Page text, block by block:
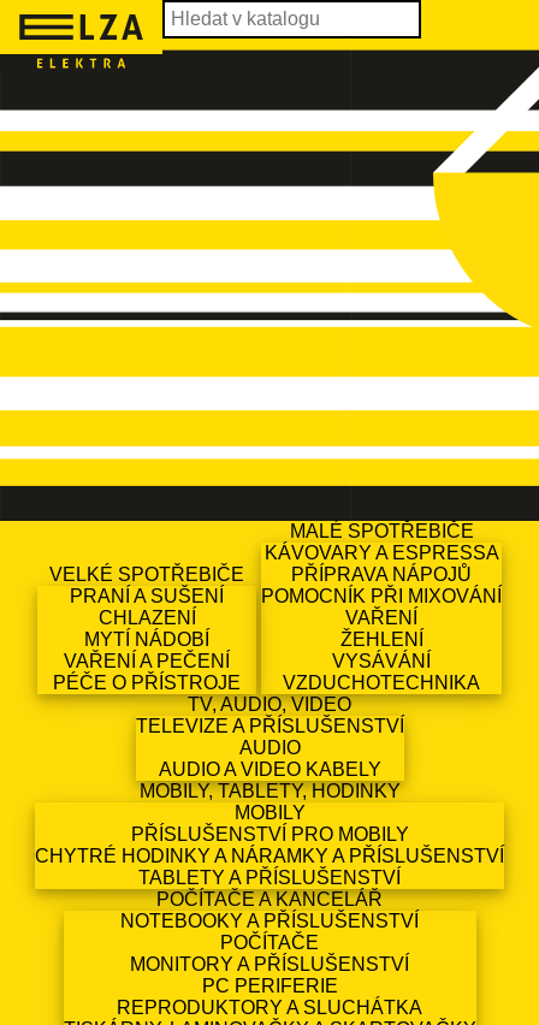
VELKÉ SPOTŘEBIČE
PRANÍ A SUŠENÍ
CHLAZENÍ
MYTÍ NÁDOBÍ
VAŘENÍ A PEČENÍ
PÉČE O PŘÍSTROJE
MALÉ SPOTŘEBIČE
KÁVOVARY A ESPRESSA
PŘÍPRAVA NÁPOJŮ
POMOCNÍK PŘI MIXOVÁNÍ
VAŘENÍ
ŽEHLENÍ
VYSÁVÁNÍ
VZDUCHOTECHNIKA
TV, AUDIO, VIDEO
TELEVIZE A PŘÍSLUŠENSTVÍ
AUDIO
AUDIO A VIDEO KABELY
MOBILY, TABLETY, HODINKY
MOBILY
PŘÍSLUŠENSTVÍ PRO MOBILY
CHYTRÉ HODINKY A NÁRAMKY A PŘÍSLUŠENSTVÍ
TABLETY A PŘÍSLUŠENSTVÍ
POČÍTAČE A KANCELÁŘ
NOTEBOOKY A PŘÍSLUŠENSTVÍ
POČÍTAČE
MONITORY A PŘÍSLUŠENSTVÍ
PC PERIFERIE
REPRODUKTORY A SLUCHÁTKA